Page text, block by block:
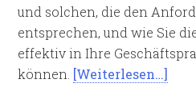
und solchen, die den
entsprechen, und wie Sie
effektiv in Ihre
können. [Weiterlesen…]